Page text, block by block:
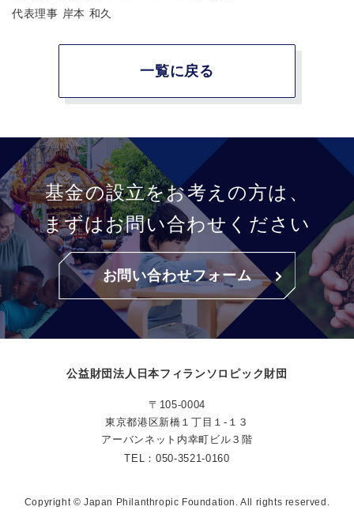
代表理事 岸本 和久
一覧に戻る
基金の設立をお考えの方は、
まずはお問い合わせください
お問い合わせフォーム
公益財団法人日本フィランソロピック財団
〒105-0004
東京都港区新橋１丁目１-１３
アーバンネット内幸町ビル３階
TEL：050-3521-0160
Copyright © Japan Philanthropic Foundation. All rights reserved.